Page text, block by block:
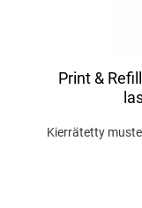
Print &
Kierrätetty